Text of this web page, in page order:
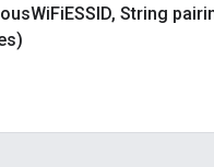
WiFiESSID, String